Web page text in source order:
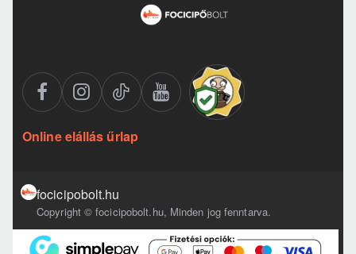
Online elállás űrlap
focicipobolt.hu
Copyright © focicipobolt.hu, Minden jog fenntarva.